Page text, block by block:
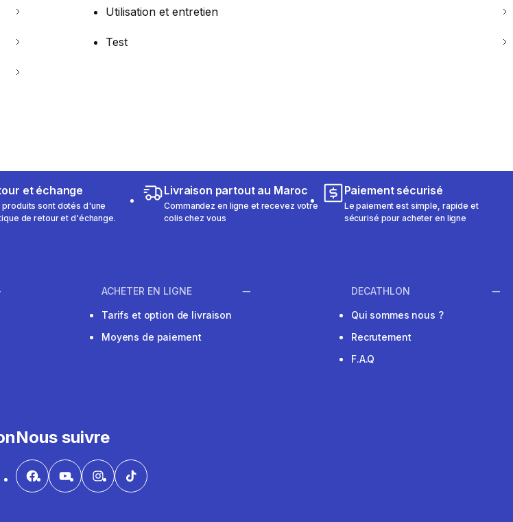
Utilisation et entretien
Test
et échange
produits sont dotés d'une
de retour et d'échange.
Livraison partout au Maroc
Commandez en ligne et recevez votre
colis chez vous
Paiement sécurisé
Le paiement est simple, rapide et
sécurisé pour acheter en ligne
ACHETER EN LIGNE
Tarifs et option de livraison
Moyens de paiement
DECATHLON
Qui sommes nous ?
Recrutement
F.A.Q
Nous suivre